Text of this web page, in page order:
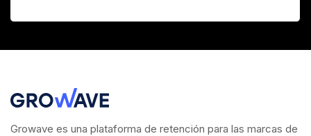
Growave es una plataforma de retención para las marcas de